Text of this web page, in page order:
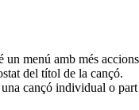
un menú amb més
del títol de la cançó.
cançó individual o part